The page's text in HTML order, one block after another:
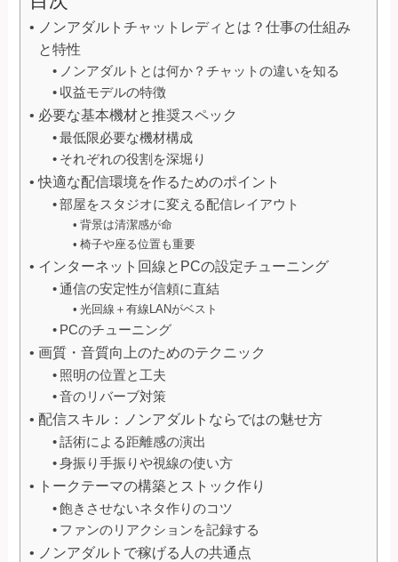
ノンアダルトチャットレディとは？仕事の仕組み
と特性
ノンアダルトとは何か？チャットの違いを知る
収益モデルの特徴
必要な基本機材と推奨スペック
最低限必要な機材構成
それぞれの役割を深堀り
快適な配信環境を作るためのポイント
部屋をスタジオに変える配信レイアウト
背景は清潔感が命
椅子や座る位置も重要
インターネット回線とPCの設定チューニング
通信の安定性が信頼に直結
光回線＋有線LANがベスト
PCのチューニング
画質・音質向上のためのテクニック
照明の位置と工夫
音のリバーブ対策
配信スキル：ノンアダルトならではの魅せ方
話術による距離感の演出
身振り手振りや視線の使い方
トークテーマの構築とストック作り
飽きさせないネタ作りのコツ
ファンのリアクションを記録する
ノンアダルトで稼げる人の共通点